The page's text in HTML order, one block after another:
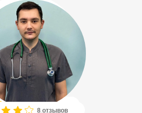
8 отзывов